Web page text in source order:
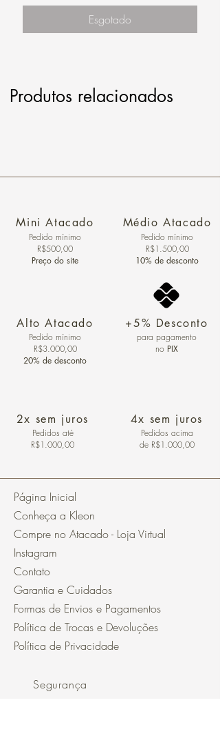
Esgotado
Produtos relacionados
Mini Atacado
Pedido ​mínimo
R$500,00
Preço do site
Alto Atacado
Pedido mínimo
R$3.000,00
20% de desconto
2x sem juros
Pedidos até
R$1.000,00
Médio Atacado
Pedido mínimo
R$1.500,00
10% de desconto
+5% Desconto
para pagamento
no PIX
4x sem juros
Pedidos acima
de R$1.000,00
Página Inicial
Conheça a Kleon
Compre no Atacado - Loja Virtual
Instagram
Contato
Garantia e Cuidados
Formas de Envios e Pagamentos
Política de Trocas e Devoluções
Política de Privacidade
Segurança